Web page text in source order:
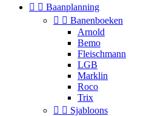
  Baanplanning
  Banenboeken
Arnold
Bemo
Fleischmann
LGB
Marklin
Roco
Trix
  Sjabloons